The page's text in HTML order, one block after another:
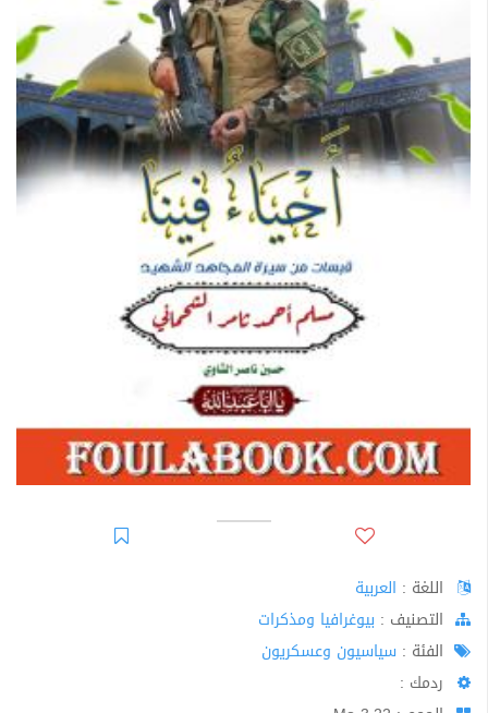
اللغة : العربية
اﻟﺘﺼﻨﻴﻒ : بيوغرافيا ومذكرات
الفئة : سياسيون وعسكريون
ردمك :